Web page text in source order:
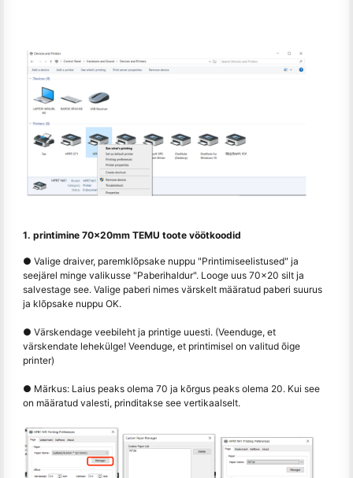
1. printimine 70x20mm TEMU toote vöötkoodid
● Valige draiver, paremklõpsake nuppu "Printimiseelistused" ja
seejärel minge valikusse "Paberihaldur". Looge uus 70x20 silt ja
salvestage see. Valige paberi nimes värskelt määratud paberi suurus
ja klõpsake nuppu OK.
● Värskendage veebileht ja printige uuesti. (Veenduge, et
värskendate lehekülge! Veenduge, et printimisel on valitud õige
printer)
● Märkus: Laius peaks olema 70 ja kõrgus peaks olema 20. Kui see
on määratud valesti, prinditakse see vertikaalselt.